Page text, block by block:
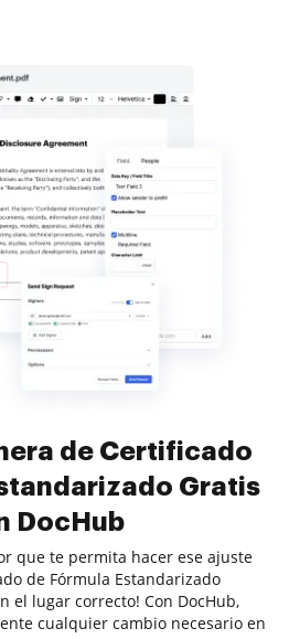
de Certificado
Gratis
DocHub
que te permita hacer ese ajuste
de Fórmula Estandarizado
el lugar correcto! Con DocHub,
cualquier cambio necesario en